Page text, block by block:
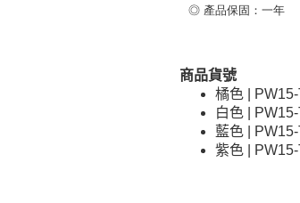
◎ 產品保固：一年
商品貨號
橘色 |
白色 |
藍色 |
紫色 |